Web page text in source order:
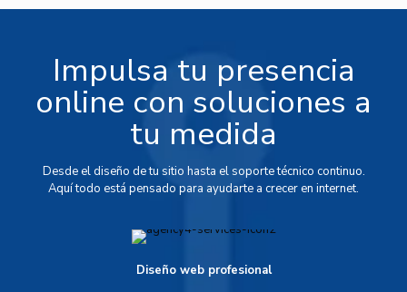
Impulsa tu presencia
online con soluciones a
tu medida
Desde el diseño de tu sitio hasta el soporte técnico continuo.
Aquí todo está pensado para ayudarte a crecer en internet.
Diseño web profesional